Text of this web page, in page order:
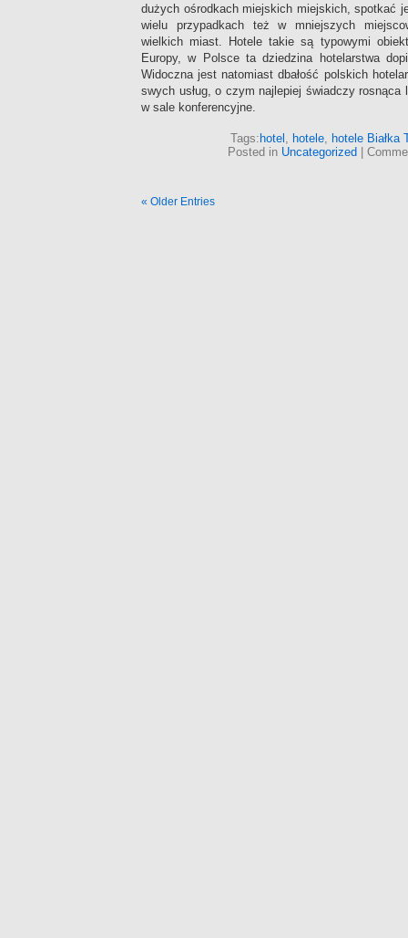
dużych ośrodkach miejskich miejskich, spotkać
wielu przypadkach też w mniejszych
wielkich miast. Hotele takie są typowymi
Europy, w Polsce ta dziedzina hotelarstwa
Widoczna jest natomiast dbałość polskich
swych usług, o czym najlepiej świadczy rosnąca
w sale konferencyjne.
Tags: hotel , hotele, hotele Białka
Posted in Uncategorized
« Older Entries